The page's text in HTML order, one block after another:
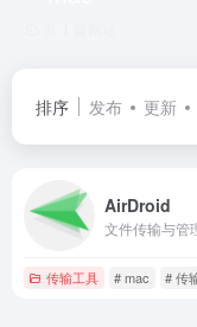
排序 发布 更新
AirDroid
文件传输与管
传输工具 # mac # 传